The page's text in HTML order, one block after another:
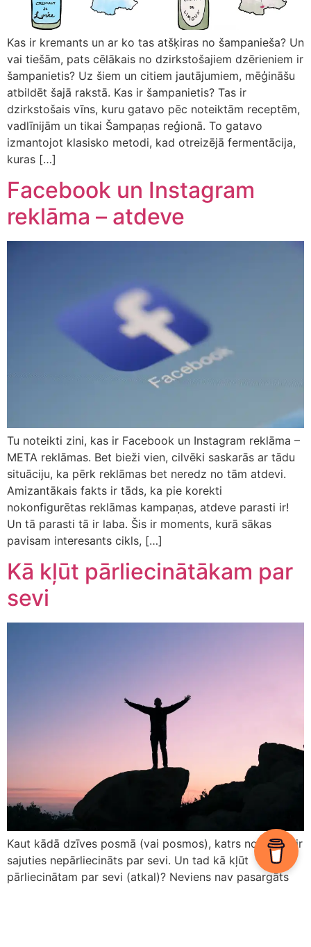
Kas ir kremants un ar ko tas atšķiras no šampanieša? Un
vai tiešām, pats cēlākais no dzirkstošajiem dzērieniem ir
šampanietis? Uz šiem un citiem jautājumiem, mēģināšu
atbildēt šajā rakstā. Kas ir šampanietis? Tas ir
dzirkstošais vīns, kuru gatavo pēc noteiktām receptēm,
vadlīnijām un tikai Šampaņas reģionā. To gatavo
izmantojot klasisko metodi, kad otreizējā fermentācija,
kuras […]
Facebook un Instagram
reklāma – atdeve
Tu noteikti zini, kas ir Facebook un Instagram reklāma –
META reklāmas. Bet bieži vien, cilvēki saskarās ar tādu
situāciju, ka pērk reklāmas bet neredz no tām atdevi.
Amizantākais fakts ir tāds, ka pie korekti
nokonfigurētas reklāmas kampaņas, atdeve parasti ir!
Un tā parasti tā ir laba. Šis ir moments, kurā sākas
pavisam interesants cikls, […]
Kā kļūt pārliecinātākam par
sevi
Kaut kādā dzīves posmā (vai posmos), katrs no mums ir
sajuties nepārliecināts par sevi. Un tad kā kļūt
pārliecinātam par sevi (atkal)? Neviens nav pasargāts